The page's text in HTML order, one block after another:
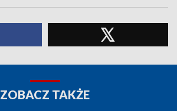
ZOBACZ TAKŻE